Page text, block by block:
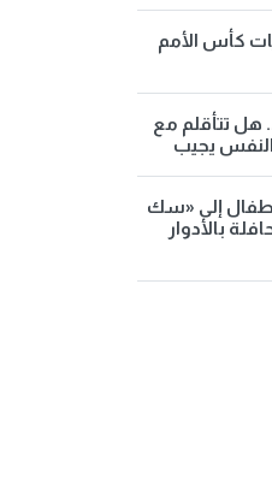
كأس الأمم
هل تتأقلم مع
يجيب
إلى «سك
بالأدوار